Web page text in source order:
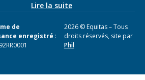
Lire la suite
de
enregistré :
2026 © Equitas – Tous
droits réservés, site par
Phil